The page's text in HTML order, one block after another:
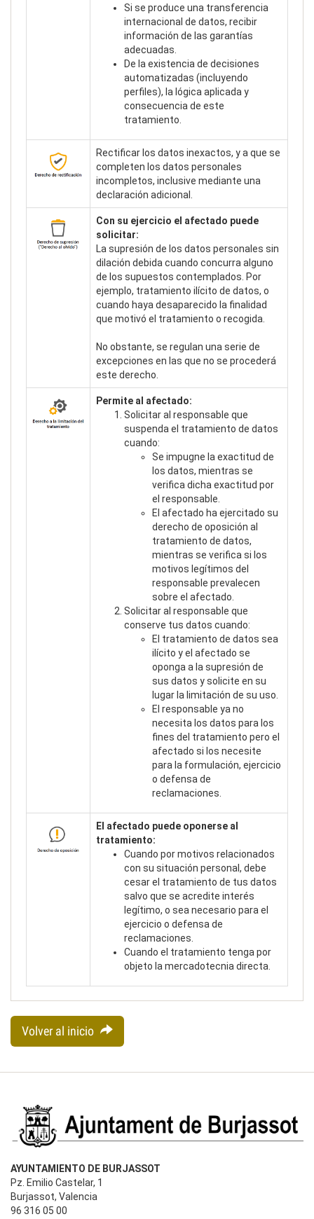
Si se produce una transferencia
internacional de datos, recibir
información de las garantías
adecuadas.
De la existencia de decisiones
automatizadas (incluyendo
perfiles), la lógica aplicada y
consecuencia de este
tratamiento.
Rectificar los datos inexactos, y a que se
completen los datos personales
incompletos, inclusive mediante una
declaración adicional.
Con su ejercicio el afectado puede
solicitar:
La supresión de los datos personales sin
dilación debida cuando concurra alguno
de los supuestos contemplados. Por
ejemplo, tratamiento ilícito de datos, o
cuando haya desaparecido la finalidad
que motivó el tratamiento o recogida.
No obstante, se regulan una serie de
excepciones en las que no se procederá
este derecho.
Permite al afectado:
Solicitar al responsable que
suspenda el tratamiento de datos
cuando:
Se impugne la exactitud de
los datos, mientras se
verifica dicha exactitud por
el responsable.
El afectado ha ejercitado su
derecho de oposición al
tratamiento de datos,
mientras se verifica si los
motivos legítimos del
responsable prevalecen
sobre el afectado.
Solicitar al responsable que
conserve tus datos cuando:
El tratamiento de datos sea
ilícito y el afectado se
oponga a la supresión de
sus datos y solicite en su
lugar la limitación de su uso.
El responsable ya no
necesita los datos para los
fines del tratamiento pero el
afectado si los necesite
para la formulación, ejercicio
o defensa de
reclamaciones.
El afectado puede oponerse al
tratamiento:
Cuando por motivos relacionados
con su situación personal, debe
cesar el tratamiento de tus datos
salvo que se acredite interés
legítimo, o sea necesario para el
ejercicio o defensa de
reclamaciones.
Cuando el tratamiento tenga por
objeto la mercadotecnia directa.
Volver al inicio
AYUNTAMIENTO DE BURJASSOT
Pz. Emilio Castelar, 1
Burjassot, Valencia
96 316 05 00